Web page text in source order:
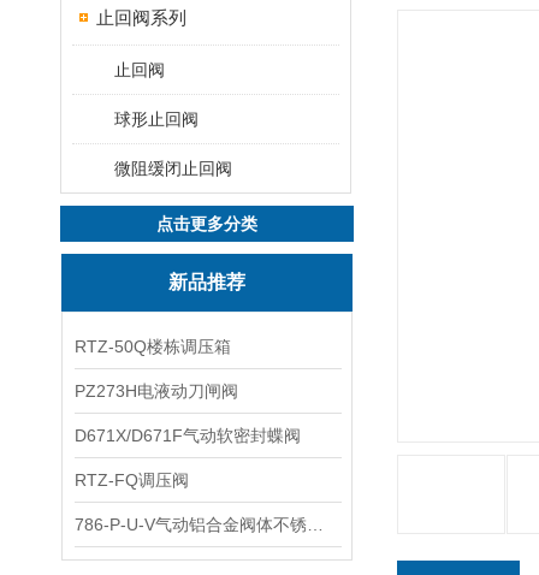
止回阀系列
止回阀
球形止回阀
微阻缓闭止回阀
点击更多分类
新品推荐
RTZ-50Q楼栋调压箱
PZ273H电液动刀闸阀
D671X/D671F气动软密封蝶阀
RTZ-FQ调压阀